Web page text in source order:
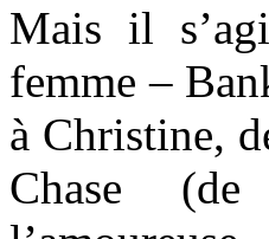
Mais il
femme –
à Christine,
Chase